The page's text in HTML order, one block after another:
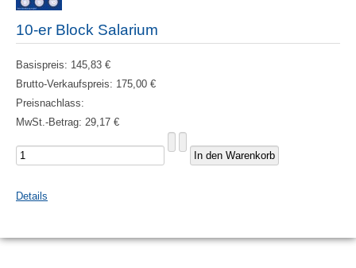
10-er Block Salarium
Basispreis: 145,83 €
Brutto-Verkaufspreis: 175,00 €
Preisnachlass:
MwSt.-Betrag: 29,17 €
Details